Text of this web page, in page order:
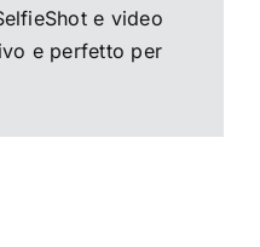
e video
e perfetto per